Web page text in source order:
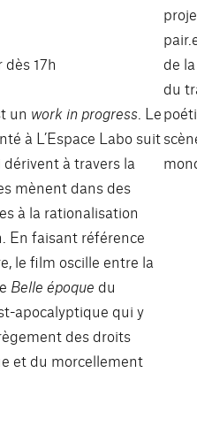
17h
un work in progress . Le
à L’Espace Labo suit
à travers la
mènent dans des
à la rationalisation
En faisant référence
le film oscille entre la
Belle époque du
apocalyptique qui y
des droits
et du morcellement
de
du